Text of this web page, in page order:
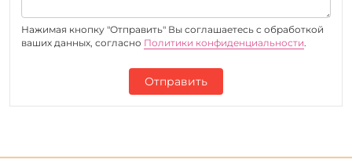
Нажимая кнопку "Отправить" Вы соглашаетесь c обработкой
ваших данных, согласно Политики конфиденциальности.
Отправить